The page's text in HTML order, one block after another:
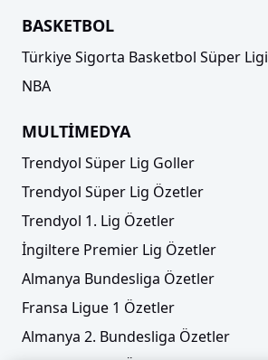
BASKETBOL
Türkiye Sigorta Basketbol Süper Ligi
NBA
MULTİMEDYA
Trendyol Süper Lig Goller
Trendyol Süper Lig Özetler
Trendyol 1. Lig Özetler
İngiltere Premier Lig Özetler
Almanya Bundesliga Özetler
Fransa Ligue 1 Özetler
Almanya 2. Bundesliga Özetler